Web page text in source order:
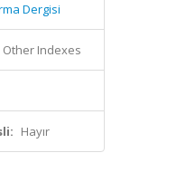
Dergisi
Other Indexes
Hayır